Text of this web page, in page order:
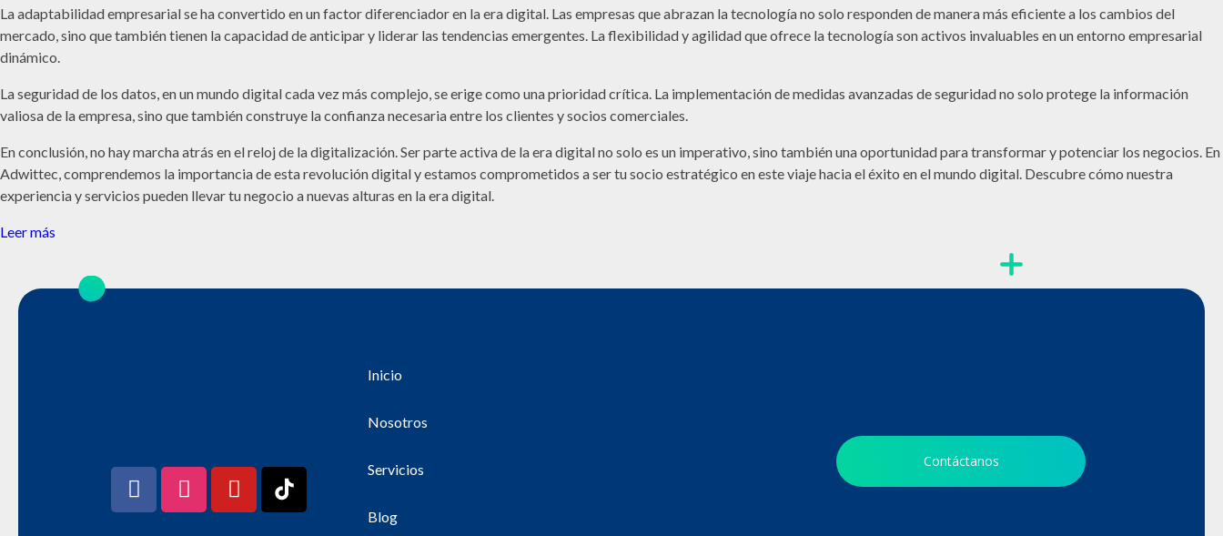
La adaptabilidad empresarial se ha convertido en un factor diferenciador en la era digital. Las empresas que abrazan la tecnología no solo responden de manera más eficiente a los cambios del
mercado, sino que también tienen la capacidad de anticipar y liderar las tendencias emergentes. La flexibilidad y agilidad que ofrece la tecnología son activos invaluables en un entorno empresarial
dinámico.
La seguridad de los datos, en un mundo digital cada vez más complejo, se erige como una prioridad crítica. La implementación de medidas avanzadas de seguridad no solo protege la información
valiosa de la empresa, sino que también construye la confianza necesaria entre los clientes y socios comerciales.
En conclusión, no hay marcha atrás en el reloj de la digitalización. Ser parte activa de la era digital no solo es un imperativo, sino también una oportunidad para transformar y potenciar los negocios. En
Adwittec, comprendemos la importancia de esta revolución digital y estamos comprometidos a ser tu socio estratégico en este viaje hacia el éxito en el mundo digital. Descubre cómo nuestra
experiencia y servicios pueden llevar tu negocio a nuevas alturas en la era digital.
Leer más
Inicio
Nosotros
Servicios
Blog
Contáctanos